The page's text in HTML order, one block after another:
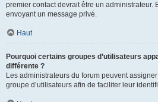
premier contact devrait être un administrateur.
envoyant un message privé.
Haut
Pourquoi certains groupes d’utilisateurs
différente ?
Les administrateurs du forum peuvent
groupe d’utilisateurs afin de faciliter leur